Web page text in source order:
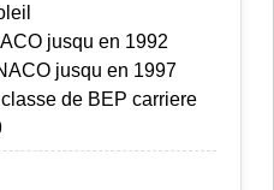
jusqu en 1992
jusqu en 1997
de BEP carriere